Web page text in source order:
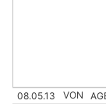
08.05.13 VON